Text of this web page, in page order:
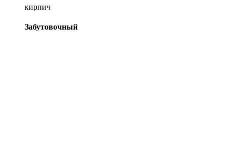
кирпич
Забутовочный